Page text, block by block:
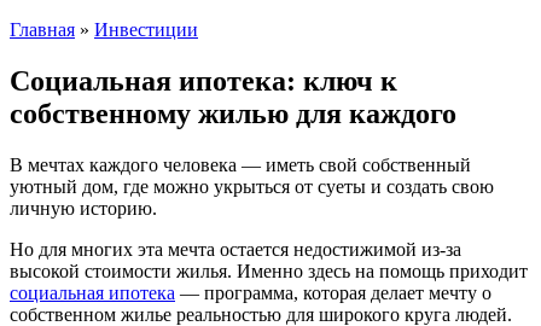
Главная » Инвестиции
Социальная ипотека: ключ к
собственному жилью для каждого
В мечтах каждого человека — иметь свой собственный
уютный дом, где можно укрыться от суеты и создать свою
личную историю.
Но для многих эта мечта остается недостижимой из-за
высокой стоимости жилья. Именно здесь на помощь приходит
социальная ипотека — программа, которая делает мечту о
собственном жилье реальностью для широкого круга людей.